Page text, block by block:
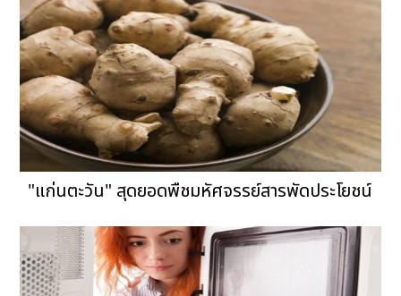
"แก่นตะวัน" สุดยอดพืชมหัศจรรย์สารพัดประโยชน์